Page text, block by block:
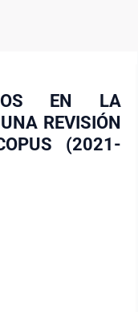
EN LA
REVISIÓN
(2021-